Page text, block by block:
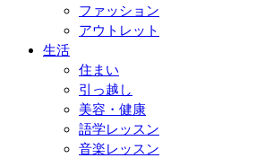
ファッション
アウトレット
生活
住まい
引っ越し
美容・健康
語学レッスン
音楽レッスン